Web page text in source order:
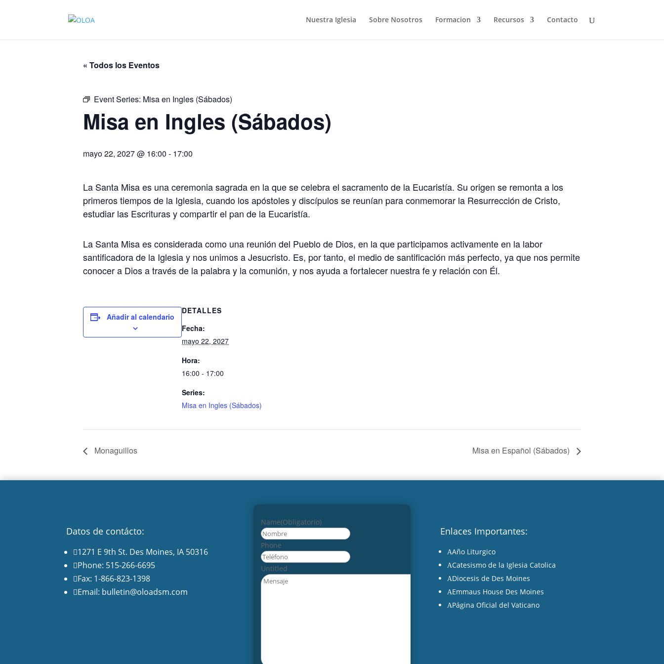
Nuestra Iglesia Sobre Nosotros Formacion Recursos Contacto
« Todos los Eventos
Event Series: Misa en Ingles (Sábados)
Misa en Ingles (Sábados)
mayo 22, 2027 @ 16:00 - 17:00
La Santa Misa es una ceremonia sagrada en la que se celebra el sacramento de la Eucaristía. Su origen se remonta a los
primeros tiempos de la Iglesia, cuando los apóstoles y discípulos se reunían para conmemorar la Resurrección de Cristo,
estudiar las Escrituras y compartir el pan de la Eucaristía.
La Santa Misa es considerada como una reunión del Pueblo de Dios, en la que participamos activamente en la labor
santificadora de la Iglesia y nos unimos a Jesucristo. Es, por tanto, el medio de santificación más perfecto, ya que nos permite
conocer a Dios a través de la palabra y la comunión, y nos ayuda a fortalecer nuestra fe y relación con Él.
Añadir al calendario
DETALLES
Fecha:
mayo 22, 2027
Hora:
16:00 - 17:00
Series:
Misa en Ingles (Sábados)
Monaguillos Misa en Español (Sábados)
Datos de contácto:
1271 E 9th St. Des Moines, IA 50316
Phone: 515-266-6695
Fax: 1-866-823-1398
Email: bulletin@oloadsm.com
Name(Obligatorio)
Nombre
Phone
Untitled
Enlaces Importantes:
AAño Liturgico
ACatesismo de la Iglesia Catolica
ADiocesis de Des Moines
AEmmaus House Des Moines
APágina Oficial del Vaticano